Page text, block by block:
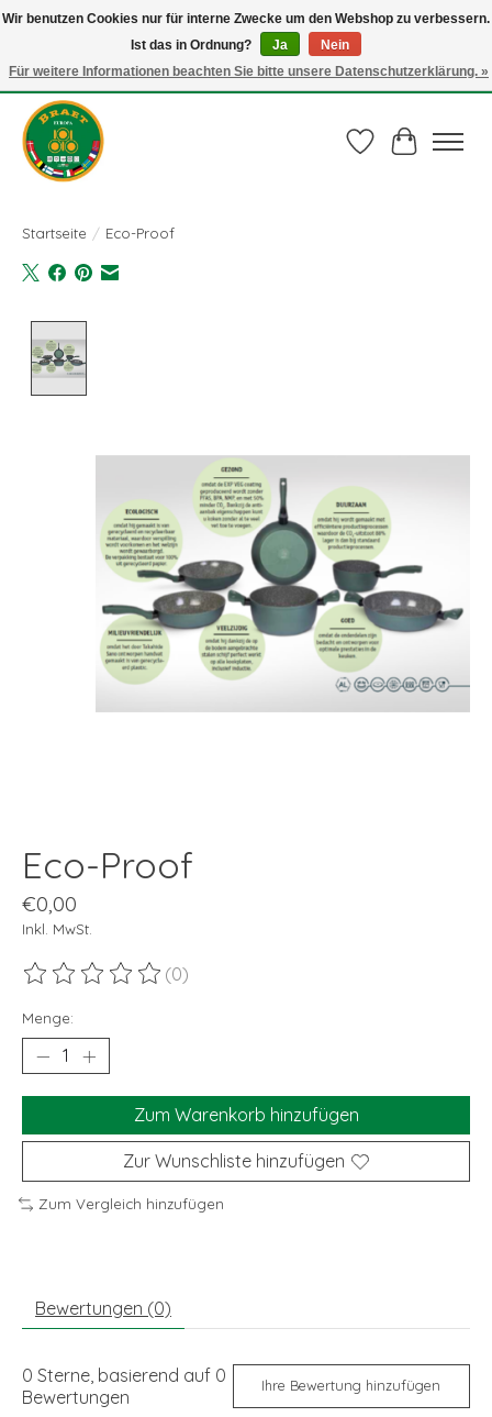
Juli actie: 10% korting op alle ECO-PROOF pannen en bij een bestelling van €
75,00 of meer ook nog een mooie vleestang t.w.v. € 10,00 HELEMAAL GRATIS
Gebruik de code: ECO-PROOF.
Wunschzettel
Ihr
Startseite / Eco-Proof
Eco-Proof
€0,00
Inkl. MwSt.
Die Bewertung dieses Produkts ist
(0)
Menge:
Zum Warenkorb hinzufügen
Zur Wunschliste hinzufügen
Zum Vergleich hinzufügen
Bewertungen (0)
0 Sterne, basierend auf 0
Bewertungen
Ihre Bewertung hinzufügen
Wir benutzen Cookies nur für interne Zwecke um den Webshop zu verbessern.
Ist das in Ordnung?
Ja
Nein
Für weitere Informationen beachten Sie bitte unsere Datenschutzerklärung. »